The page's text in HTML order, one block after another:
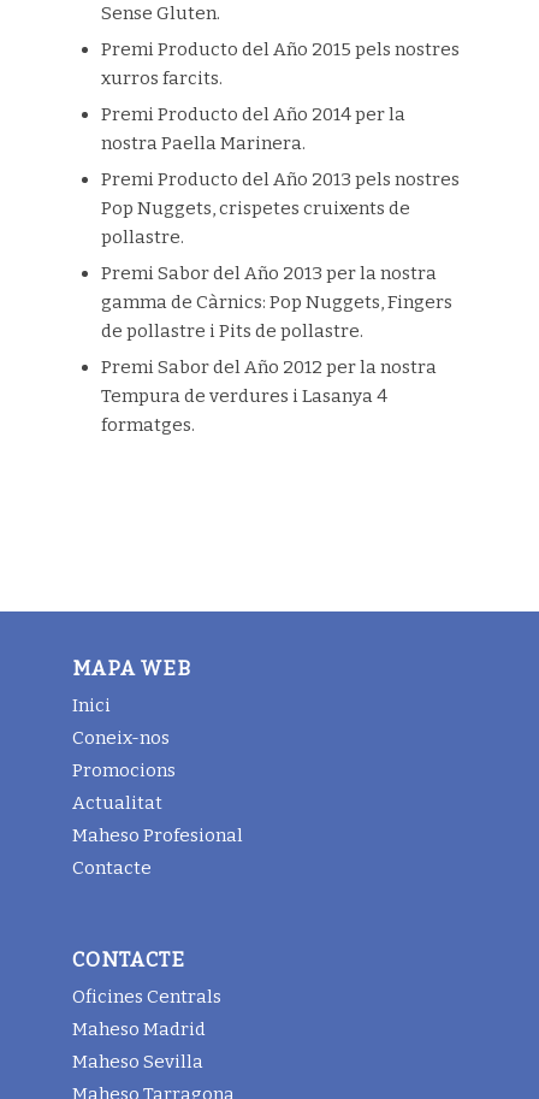
Sense Gluten.
Premi Producto del Año 2015 pels nostres
xurros farcits.
Premi Producto del Año 2014 per la
nostra Paella Marinera.
Premi Producto del Año 2013 pels nostres
Pop Nuggets, crispetes cruixents de
pollastre.
Premi Sabor del Año 2013 per la nostra
gamma de Càrnics: Pop Nuggets, Fingers
de pollastre i Pits de pollastre.
Premi Sabor del Año 2012 per la nostra
Tempura de verdures i Lasanya 4
formatges.
MAPA WEB
Inici
Coneix-nos
Promocions
Actualitat
Maheso Profesional
Contacte
CONTACTE
Oficines Centrals
Maheso Madrid
Maheso Sevilla
Maheso Tarragona